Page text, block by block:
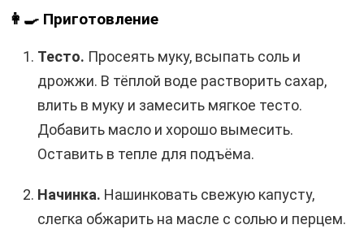
👩‍🍳 Приготовление
Тесто. Просеять муку, всыпать соль и
дрожжи. В тёплой воде растворить сахар,
влить в муку и замесить мягкое тесто.
Добавить масло и хорошо вымесить.
Оставить в тепле для подъёма.
Начинка. Нашинковать свежую капусту,
слегка обжарить на масле с солью и перцем.